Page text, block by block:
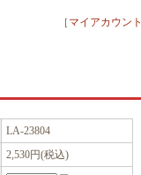
［ マイアカウント
LA-23804
2,530円(税込)